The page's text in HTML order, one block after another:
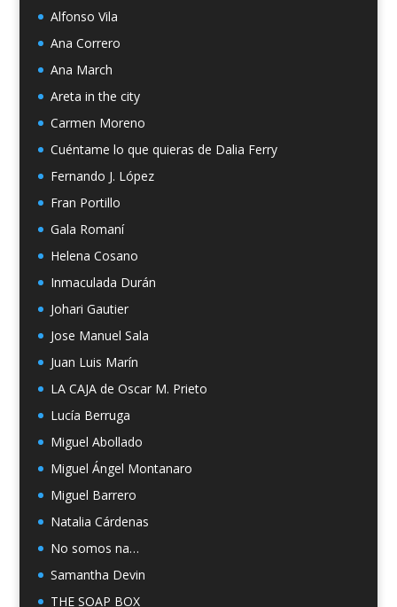
Alfonso Vila
Ana Correro
Ana March
Areta in the city
Carmen Moreno
Cuéntame lo que quieras de Dalia Ferry
Fernando J. López
Fran Portillo
Gala Romaní
Helena Cosano
Inmaculada Durán
Johari Gautier
Jose Manuel Sala
Juan Luis Marín
LA CAJA de Oscar M. Prieto
Lucía Berruga
Miguel Abollado
Miguel Ángel Montanaro
Miguel Barrero
Natalia Cárdenas
No somos na…
Samantha Devin
THE SOAP BOX